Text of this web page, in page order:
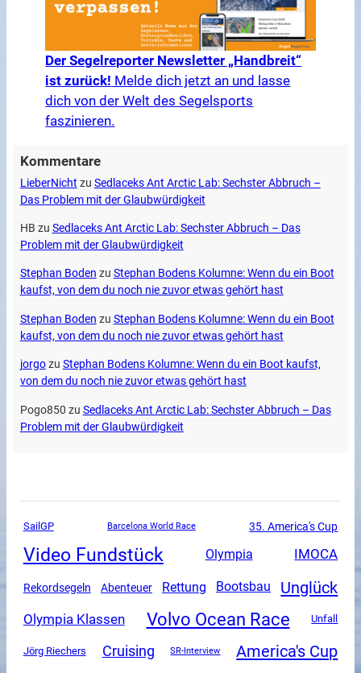
Der Segelreporter Newsletter „Handbreit“
ist zurück! Melde dich jetzt an und lasse
dich von der Welt des Segelsports
faszinieren.
Kommentare
LieberNicht zu Sedlaceks Ant Arctic Lab: Sechster Abbruch –
Das Problem mit der Glaubwürdigkeit
HB zu Sedlaceks Ant Arctic Lab: Sechster Abbruch – Das
Problem mit der Glaubwürdigkeit
Stephan Boden zu Stephan Bodens Kolumne: Wenn du ein Boot
kaufst, von dem du noch nie zuvor etwas gehört hast
Stephan Boden zu Stephan Bodens Kolumne: Wenn du ein Boot
kaufst, von dem du noch nie zuvor etwas gehört hast
jorgozu Stephan Bodens Kolumne: Wenn du ein Boot kaufst,
von dem du noch nie zuvor etwas gehört hast
Pogo850 zu Sedlaceks Ant Arctic Lab: Sechster Abbruch – Das
Problem mit der Glaubwürdigkeit
SailGP Barcelona World Race 35. America's Cup
Video Fundstück Olympia IMOCA
Rekordsegeln Abenteuer Rettung Bootsbau Unglück
Olympia Klassen Volvo Ocean Race Unfall
Jörg Riechers Cruising SR-Interview America's Cup